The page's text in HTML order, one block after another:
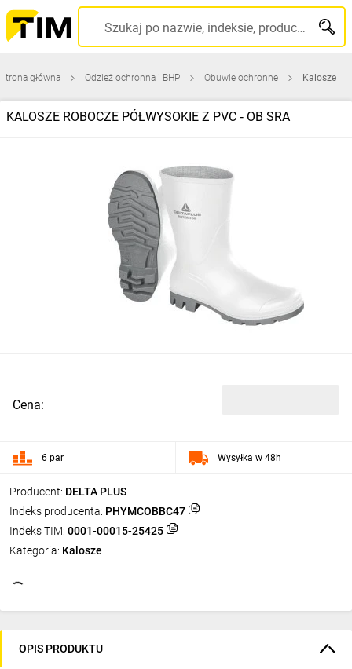
Szukaj po nazwie, indeksie, producencie, kodzie kreskowym...
Strona główna Odzież ochronna i BHP Obuwie ochronne Kalosze
KALOSZE ROBOCZE PÓŁWYSOKIE Z PVC ‑ OB SRA
Producent: DELTA PLUS
Indeks producenta: PHYMCOBBC47
Indeks TIM: 0001-00015-25425
Kategoria: Kalosze
Cena:
6 par Wysyłka w 48h
OPIS PRODUKTU